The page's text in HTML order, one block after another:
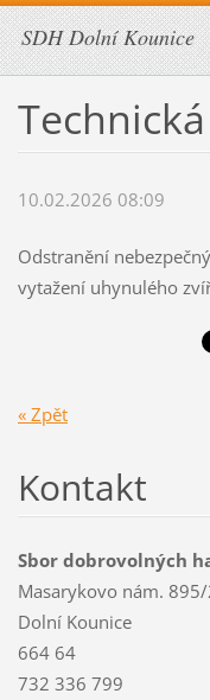
SDH Dolní Kounice
10.02.2026 08:09
Odstranění
vytažení uhynulého
« Zpět
Kontakt
Sbor dobrovolných
Masarykovo nám.
Dolní Kounice
664 64
732 336 799